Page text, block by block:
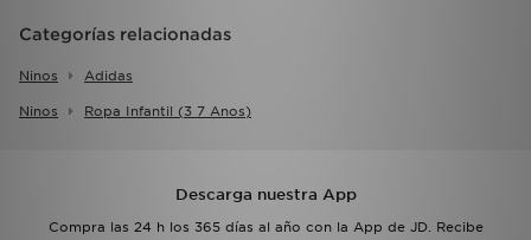
Categorías relacionadas
Ninos Adidas
Ninos Ropa Infantil (3 7 Anos)
Descarga nuestra App
Compra las 24 h los 365 días al año con la App de JD. Recibe